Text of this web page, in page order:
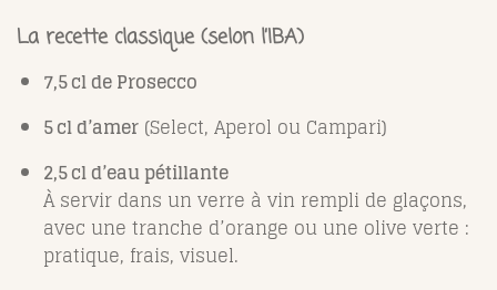
La recette classique (selon l’IBA)
7,5 cl de Prosecco
5 cl d’amer (Select, Aperol ou Campari)
2,5 cl d’eau pétillante
À servir dans un verre à vin rempli de glaçons,
avec une tranche d’orange ou une olive verte :
pratique, frais, visuel.